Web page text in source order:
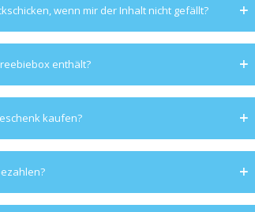
wenn mir der Inhalt nicht gefällt?
enthält?
kaufen?